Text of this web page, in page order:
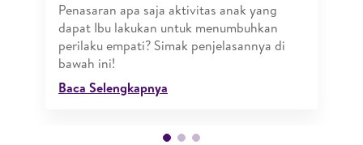
Penasaran apa saja aktivitas anak yang
dapat Ibu lakukan untuk menumbuhkan
perilaku empati? Simak penjelasannya di
bawah ini!
Baca Selengkapnya